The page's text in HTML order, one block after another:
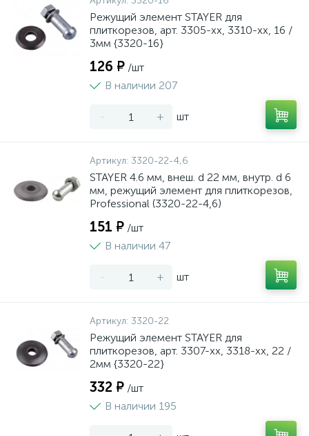
Режущий элемент STAYER для
плиткорезов, арт. 3305-хх, 3310-хх, 16 /
3мм {3320-16}
126 ₽ /шт
В наличии 207
- + шт
Артикул: 3320-22-4,6
STAYER 4.6 мм, внеш. d 22 мм, внутр. d 6
мм, режущий элемент для плиткорезов,
Professional (3320-22-4,6)
151 ₽ /шт
В наличии 47
- + шт
Артикул: 3320-22
Режущий элемент STAYER для
плиткорезов, арт. 3307-хх, 3318-хх, 22 /
2мм {3320-22}
332 ₽ /шт
В наличии 195